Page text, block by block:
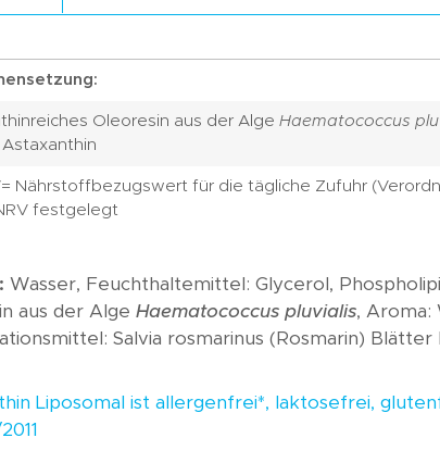
Oleoresin aus der AlgeHaematococcus
Nährstoffbezugswert für die tägliche Zufuhr
festgelegt
Wasser, Feuchthaltemittel: Glycerol,
aus der AlgeHaematococcus pluvialis, Aroma:
Salvia rosmarinus (Rosmarin) Blätter
Liposomal ist allergenfrei*, laktosefrei,